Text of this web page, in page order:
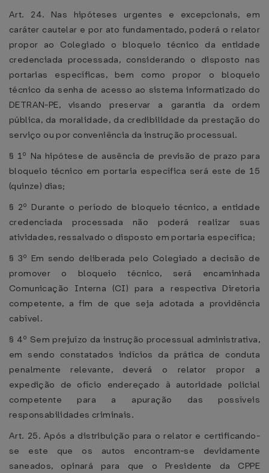
Art. 24. Nas hipóteses urgentes e excepcionais, em
caráter cautelar e por ato fundamentado, poderá o relator
propor ao Colegiado o bloqueio técnico da entidade
credenciada processada, considerando o disposto nas
portarias específicas, bem como propor o bloqueio
técnico da senha de acesso ao sistema informatizado do
DETRAN-PE, visando preservar a garantia da ordem
pública, da moralidade, da credibilidade da prestação do
serviço ou por conveniência da instrução processual.
§ 1º Na hipótese de ausência de previsão de prazo para
bloqueio técnico em portaria específica será este de 15
(quinze) dias;
§ 2º Durante o período de bloqueio técnico, a entidade
credenciada processada não poderá realizar suas
atividades, ressalvado o disposto em portaria específica;
§ 3º Em sendo deliberada pelo Colegiado a decisão de
promover o bloqueio técnico, será encaminhada
Comunicação Interna (CI) para a respectiva Diretoria
competente, a fim de que seja adotada a providência
cabível.
§ 4º Sem prejuízo da instrução processual administrativa,
em sendo constatados indícios da prática de conduta
penalmente relevante, deverá o relator propor a
expedição de ofício endereçado à autoridade policial
competente para a apuração das possíveis
responsabilidades criminais.
Art. 25. Após a distribuição para o relator e certificando-
se este que os autos encontram-se devidamente
saneados, opinará para que o Presidente da CPPE